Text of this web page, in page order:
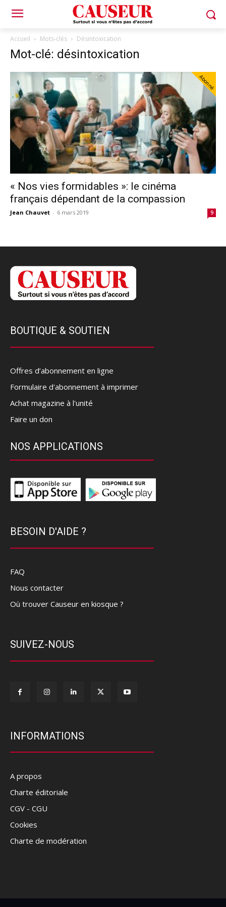
Accueil Mots-clés Désintoxication
Mot-clé: désintoxication
Abonné
« Nos vies formidables »: le cinéma
français dépendant de la compassion
Jean Chauvet - 6 mars 2019 9
BOUTIQUE & SOUTIEN
Offres d’abonnement en ligne
Formulaire d'abonnement à imprimer
Achat magazine à l'unité
Faire un don
NOS APPLICATIONS
BESOIN D'AIDE ?
FAQ
Nous contacter
Où trouver Causeur en kiosque ?
SUIVEZ-NOUS
INFORMATIONS
A propos
Charte éditoriale
CGV - CGU
Cookies
Charte de modération